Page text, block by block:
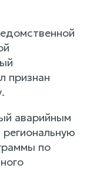
признан
аварийным
по